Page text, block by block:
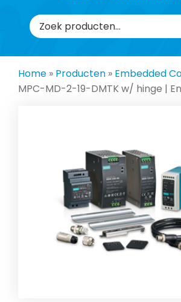
Zoeken
naar:
Home » Producten » Embedded
MPC-MD-2-19-DMTK w/ hinge |